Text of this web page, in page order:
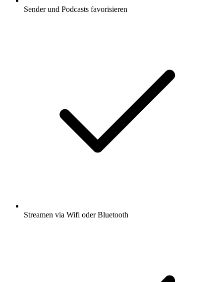
Sender und Podcasts favorisieren
Streamen via Wifi oder Bluetooth